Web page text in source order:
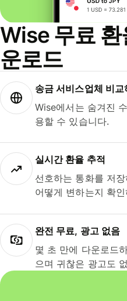
Wise 무료
운로드
송금 서비스업체 비교
Wise에서는 숨겨진
용할 수 있습니다.
실시간 환율 추적
선호하는 통화를 저
어떻게 변하는지 확인
완전 무료, 광고 없음
몇 초 만에 다운로드
으며 귀찮은 광고도